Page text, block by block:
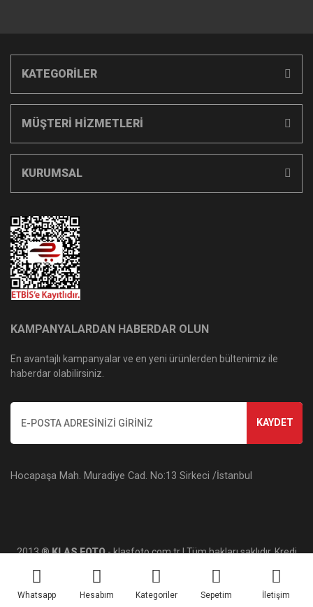
Whatsapp Hesabım Kategoriler Sepetim İletişim
KATEGORİLER
MÜŞTERİ HİZMETLERİ
KURUMSAL
KAMPANYALARDAN HABERDAR OLUN
En avantajlı kampanyalar ve en yeni ürünlerden bültenimiz ile
haberdar olabilirsiniz.
KAYDET
Hocapaşa Mah. Muradiye Cad. No:13 Sirkeci /İstanbul
2013 ®KLAS FOTO- klasfoto.com.tr | Tüm hakları saklıdır. Kredi